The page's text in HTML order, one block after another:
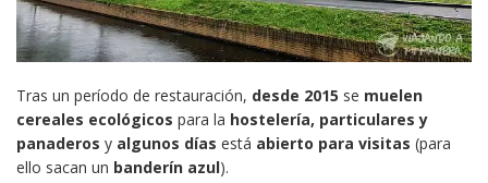
Tras un período de restauración, desde 2015 se muelen
cereales ecológicos para la hostelería, particulares y
panaderos y algunos días está abierto para visitas (para
ello sacan un banderín azul).